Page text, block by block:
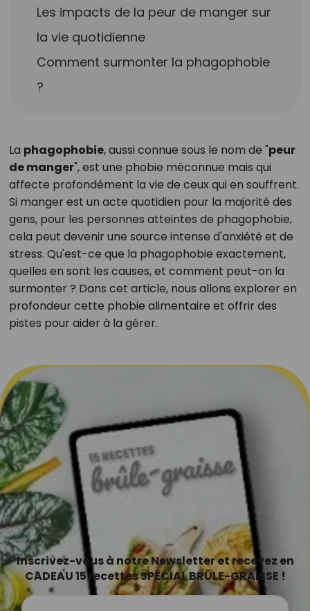
Les impacts de la peur de manger sur
la vie quotidienne
Comment surmonter la phagophobie
?
La phagophobie, aussi connue sous le nom de "peur
de manger", est une phobie méconnue mais qui
affecte profondément la vie de ceux qui en souffrent.
Si manger est un acte quotidien pour la majorité des
gens, pour les personnes atteintes de phagophobie,
cela peut devenir une source intense d'anxiété et de
stress. Qu'est-ce que la phagophobie exactement,
quelles en sont les causes, et comment peut-on la
surmonter ? Dans cet article, nous allons explorer en
profondeur cette phobie alimentaire et offrir des
pistes pour aider à la gérer.
Inscrivez-vous à notre Newsletter et recevez en
CADEAU 15 recettes SPÉCIAL BRÛLE-GRAISSE !